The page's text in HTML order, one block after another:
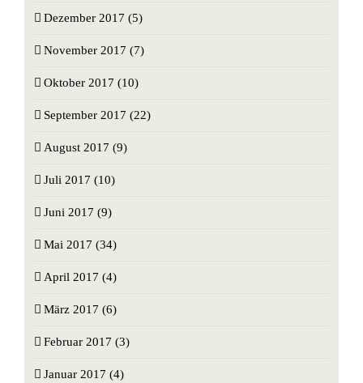
Dezember 2017 (5)
November 2017 (7)
Oktober 2017 (10)
September 2017 (22)
August 2017 (9)
Juli 2017 (10)
Juni 2017 (9)
Mai 2017 (34)
April 2017 (4)
März 2017 (6)
Februar 2017 (3)
Januar 2017 (4)